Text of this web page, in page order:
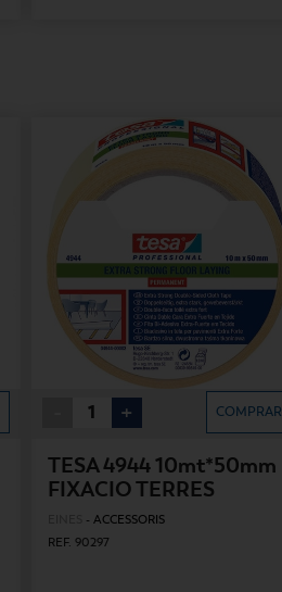
+ COMPRAR
TESA 4944 10mt*50mm
FIXACIO TERRES
- ACCESSORIS
REF. 90297